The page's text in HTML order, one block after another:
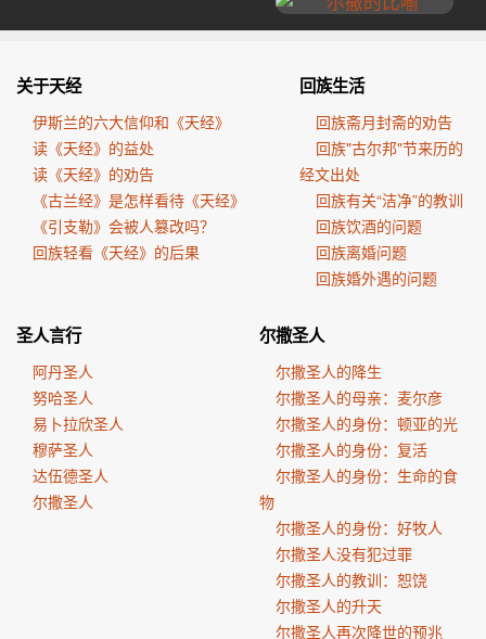
关于天经
伊斯兰的六大信仰和《天经》
读《天经》的益处
读《天经》的劝告
《古兰经》是怎样看待《天经》
《引支勒》会被人篡改吗？
回族轻看《天经》的后果
回族生活
回族斋月封斋的劝告
回族"古尔邦"节来历的
经文出处
回族有关“洁净”的教训
回族饮酒的问题
回族离婚问题
回族婚外遇的问题
圣人言行
阿丹圣人
努哈圣人
易卜拉欣圣人
穆萨圣人
达伍德圣人
尔撒圣人
尔撒圣人
尔撒圣人的降生
尔撒圣人的母亲：麦尔彦
尔撒圣人的身份：顿亚的光
尔撒圣人的身份：复活
尔撒圣人的身份：生命的食
物
尔撒圣人的身份：好牧人
尔撒圣人没有犯过罪
尔撒圣人的教训：恕饶
尔撒圣人的升天
尔撒圣人再次降世的预兆